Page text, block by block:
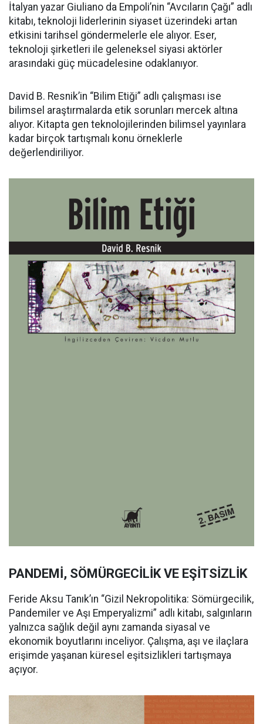
İtalyan yazar Giuliano da Empoli’nin “Avcıların Çağı” adlı
kitabı, teknoloji liderlerinin siyaset üzerindeki artan
etkisini tarihsel göndermelerle ele alıyor. Eser,
teknoloji şirketleri ile geleneksel siyasi aktörler
arasındaki güç mücadelesine odaklanıyor.
David B. Resnik’in “Bilim Etiği” adlı çalışması ise
bilimsel araştırmalarda etik sorunları mercek altına
alıyor. Kitapta gen teknolojilerinden bilimsel yayınlara
kadar birçok tartışmalı konu örneklerle
değerlendiriliyor.
PANDEMİ, SÖMÜRGECİLİK VE EŞİTSİZLİK
Feride Aksu Tanık’ın “Gizil Nekropolitika: Sömürgecilik,
Pandemiler ve Aşı Emperyalizmi” adlı kitabı, salgınların
yalnızca sağlık değil aynı zamanda siyasal ve
ekonomik boyutlarını inceliyor. Çalışma, aşı ve ilaçlara
erişimde yaşanan küresel eşitsizlikleri tartışmaya
açıyor.